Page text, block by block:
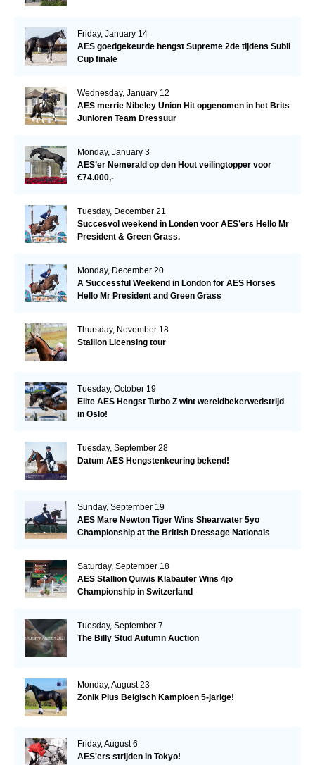
Friday, January 14
AES goedgekeurde hengst Supreme 2de tijdens Subli
Cup finale
Wednesday, January 12
AES merrie Nibeley Union Hit opgenomen in het Brits
Junioren Team Dressuur
Monday, January 3
AES’er Nemerald op den Hout veilingtopper voor
€74.000,-
Tuesday, December 21
Succesvol weekend in Londen voor AES’ers Hello Mr
President & Green Grass.
Monday, December 20
A Successful Weekend in London for AES Horses
Hello Mr President and Green Grass
Thursday, November 18
Stallion Licensing tour
Tuesday, October 19
Elite AES Hengst Turbo Z wint wereldbekerwedstrijd
in Oslo!
Tuesday, September 28
Datum AES Hengstenkeuring bekend!
Sunday, September 19
AES Mare Newton Tiger Wins Shearwater 5yo
Championship at the British Dressage Nationals
Saturday, September 18
AES Stallion Quiwis Klabauter Wins 4jo
Championship in Switzerland
Tuesday, September 7
The Billy Stud Autumn Auction
Monday, August 23
Zonik Plus Belgisch Kampioen 5-jarige!
Friday, August 6
AES'ers strijden in Tokyo!